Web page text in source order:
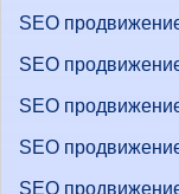
SEO
SEO
SEO
SEO
SEO